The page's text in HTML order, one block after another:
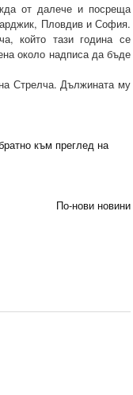
от далече и посреща
Пловдив и София.
който тази година се
около надписа да бъде
Стрелча. Дължината му
към преглед на
По-нови новини